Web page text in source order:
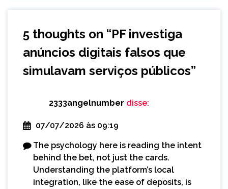
5 thoughts on “PF investiga
anúncios digitais falsos que
simulavam serviços públicos”
2333angelnumber disse:
07/07/2026 às 09:19
The psychology here is reading the intent
behind the bet, not just the cards.
Understanding the platform’s local
integration, like the ease of deposits, is